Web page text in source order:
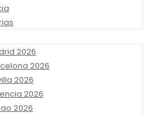
2026
2026
2026
2026
2026